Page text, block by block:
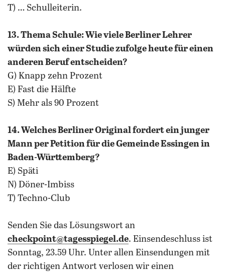
T) … Schulleiterin.
13. Thema Schule: Wie viele Berliner Lehrer
würden sich einer Studie zufolge heute für einen
anderen Beruf entscheiden?
G) Knapp zehn Prozent
E) Fast die Hälfte
S) Mehr als 90 Prozent
14. Welches Berliner Original fordert ein junger
Mann per Petition für die Gemeinde Essingen in
Baden-Württemberg?
E) Späti
N) Döner-Imbiss
T) Techno-Club
Senden Sie das Lösungswort an
checkpoint@tagesspiegel.de. Einsendeschluss ist
Sonntag, 23.59 Uhr. Unter allen Einsendungen mit
der richtigen Antwort verlosen wir einen